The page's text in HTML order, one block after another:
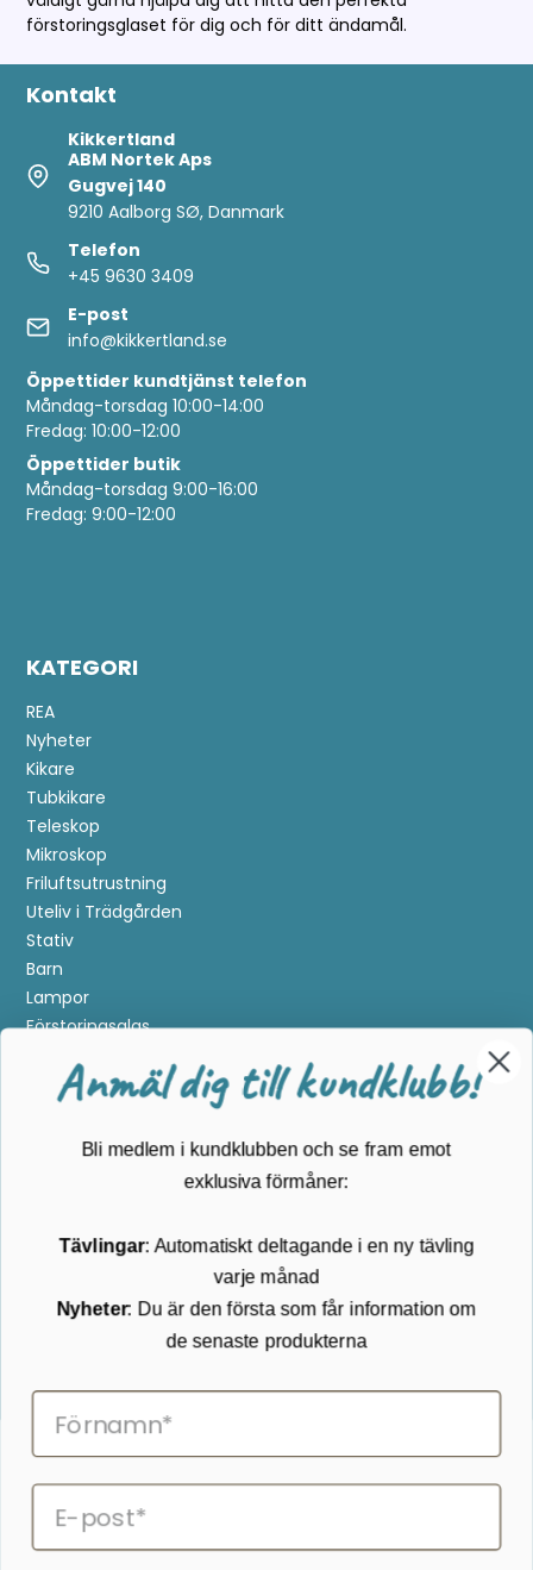
förstoringsglaset för dig och för ditt ändamål.
Kontakt
Kikkertland
ABM Nortek Aps
Gugvej 140
9210 Aalborg SØ, Danmark
Telefon
+45 9630 3409
E-post
info@kikkertland.se
Öppettider kundtjänst telefon
Måndag-torsdag 10:00-14:00
Fredag: 10:00-12:00
Öppettider butik
Måndag-torsdag 9:00-16:00
Fredag: 9:00-12:00
KATEGORI
REA
Nyheter
Kikare
Tubkikare
Teleskop
Mikroskop
Friluftsutrustning
Uteliv i Trädgården
Stativ
Barn
Lampor
Förstoringsglas
Guider
Köpvillkor
Cookies
Prenumerera på vårt nyhetsbrev
Följ oss på Facebook
Anmäl dig till kundklubb!
Bli medlem i kundklubben och se fram emot
exklusiva förmåner:
Tävlingar: Automatiskt deltagande i en ny tävling
varje månad
Nyheter: Du är den första som får information om
de senaste produkterna